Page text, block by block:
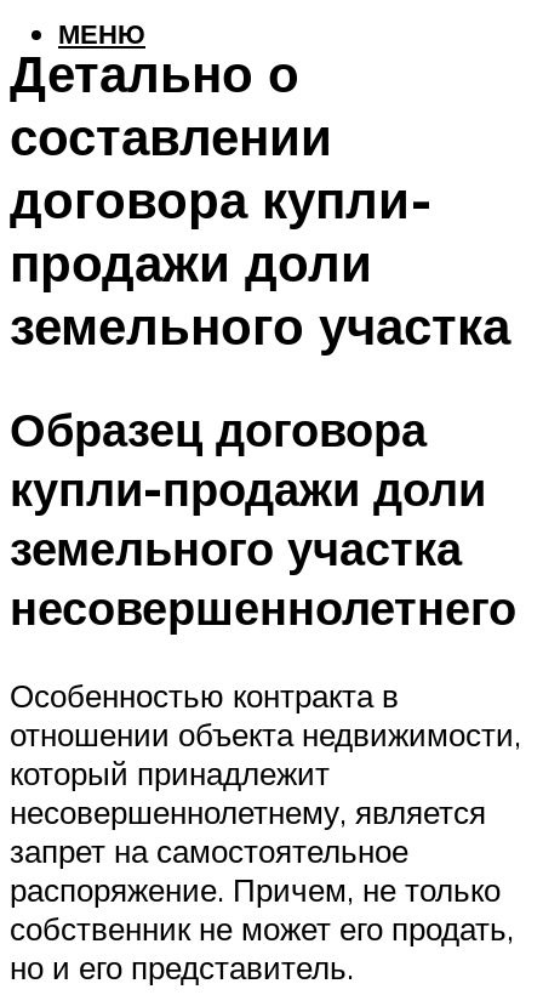
МЕНЮ
Детально о
составлении
договора купли-
продажи доли
земельного участка
Образец договора
купли-продажи доли
земельного участка
несовершеннолетнего
Особенностью контракта в
отношении объекта недвижимости,
который принадлежит
несовершеннолетнему, является
запрет на самостоятельное
распоряжение. Причем, не только
собственник не может его продать,
но и его представитель.